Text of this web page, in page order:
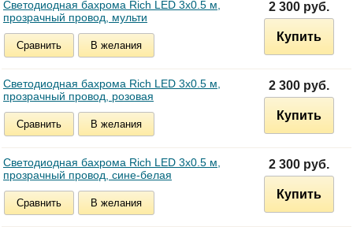
Светодиодная бахрома Rich LED 3х0.5 м,
прозрачный провод, мульти
Сравнить В желания
2 300 руб.
Купить
Светодиодная бахрома Rich LED 3х0.5 м,
прозрачный провод, розовая
Сравнить В желания
2 300 руб.
Купить
Светодиодная бахрома Rich LED 3х0.5 м,
прозрачный провод, сине-белая
Сравнить В желания
2 300 руб.
Купить